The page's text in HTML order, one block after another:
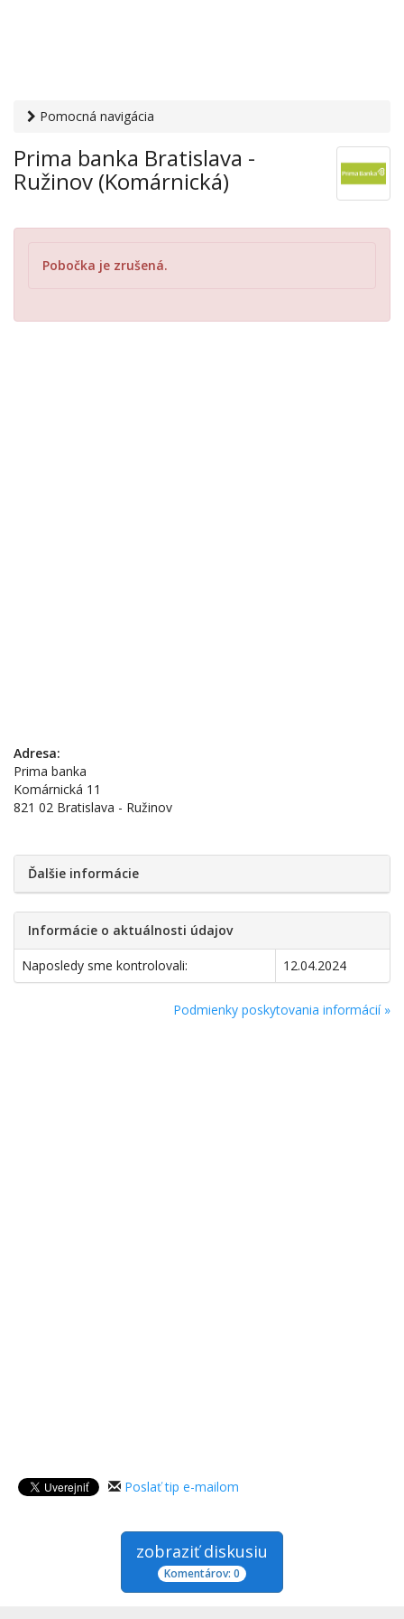
Pomocná navigácia
banka Bratislava - Ružinov (Komárnická)
Prima banka Bratislava -
Ružinov (Komárnická)
Pobočka je zrušená.
Adresa:
Prima banka
Komárnická 11
821 02 Bratislava - Ružinov
Ďalšie informácie
Informácie o aktuálnosti údajov
Naposledy sme kontrolovali: 12.04.2024
Podmienky poskytovania informácií »
Poslať tip e-mailom
zobraziť diskusiu
Komentárov: 0